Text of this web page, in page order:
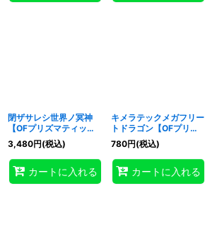
閉ザサレシ世界ノ冥神
【OFプリズマティック
シークレット】{LOSP-
JP018}《リンク》
3,480円(税込)
カートに入れる
キメラテックメガフリー
トドラゴン【OFプリズ
マティックシークレッ
ト】{LOSP-JP012}《融
合》
780円(税込)
カートに入れる